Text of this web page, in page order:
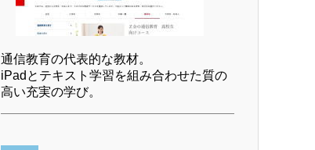
通信教育の代表的な教材。
iPadとテキスト学習を組み合わせた質の
高い充実の学び。